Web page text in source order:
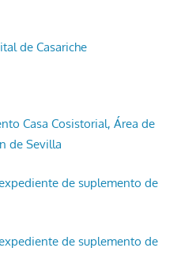
de Casariche
Casa Cosistorial, Área de
de Sevilla
de suplemento de
de suplemento de